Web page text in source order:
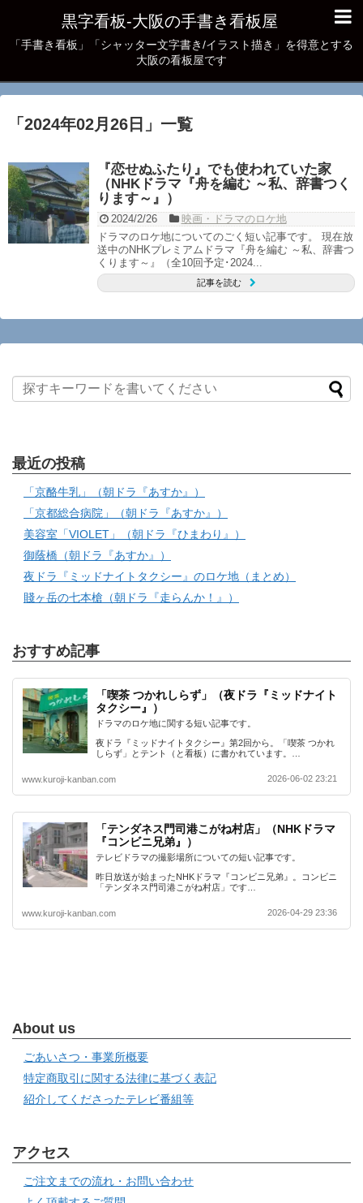
黒字看板‐大阪の手書き看板屋
「手書き看板」「シャッター文字書き/イラスト描き」を得意とする
大阪の看板屋です
「 2024年02月26日 」 一覧
『恋せぬふたり』でも使われていた家
（NHKドラマ『舟を編む ～私、辞書つく
ります～』）
2024/2/26
映画・ドラマのロケ地
ドラマのロケ地についてのごく短い記事です。 現在放
送中のNHKプレミアムドラマ『舟を編む ～私、辞書つ
くります～』（全10回予定･2024...
記事を読む
最近の投稿
「京酪牛乳」（朝ドラ『あすか』）
「京都総合病院」（朝ドラ『あすか』）
美容室「VIOLET」（朝ドラ『ひまわり』）
御蔭橋（朝ドラ『あすか』）
夜ドラ『ミッドナイトタクシー』のロケ地（まとめ）
賤ヶ岳の七本槍（朝ドラ『走らんか！』）
おすすめ記事
「喫茶 つかれしらず」（夜ドラ『ミッドナイト
タクシー』）
ドラマのロケ地に関する短い記事です。
夜ドラ『ミッドナイトタクシー』第2回から。「喫茶 つかれ
しらず」とテント（と看板）に書かれています。…
www.kuroji-kanban.com 2026-06-02 23:21
「テンダネス門司港こがね村店」（NHKドラマ
『コンビニ兄弟』）
テレビドラマの撮影場所についての短い記事です。
昨日放送が始まったNHKドラマ『コンビニ兄弟』。コンビニ
「テンダネス門司港こがね村店」です…
www.kuroji-kanban.com 2026-04-29 23:36
About us
ごあいさつ・事業所概要
特定商取引に関する法律に基づく表記
紹介してくださったテレビ番組等
アクセス
ご注文までの流れ・お問い合わせ